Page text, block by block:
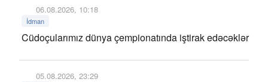
06.08.2026, 10:18
İdman
Cüdoçularımız dünya çempionatında iştirak edəcəklər
05.08.2026, 23:29